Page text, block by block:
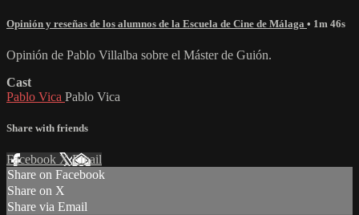
Opinión y reseñas de los alumnos de la Escuela de Cine de Málaga • 1m 46s
Opinión de Pablo Villalba sobre el Máster de Guión.
Cast
Pablo Vica Pablo Vica
Share with friends
Facebook XEmail
Share on Facebook
Share on X
Share via Email